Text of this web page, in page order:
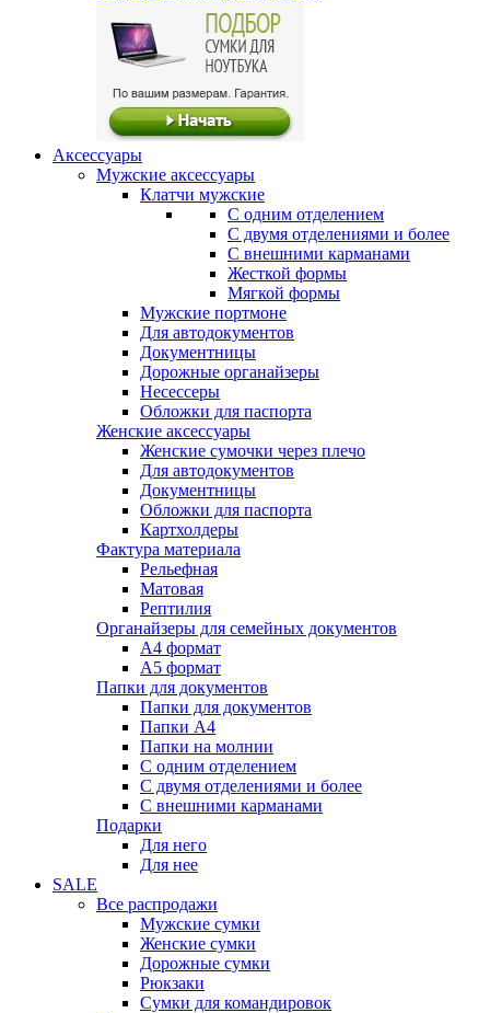
Аксессуары
Мужские аксессуары
Клатчи мужские
С одним отделением
С двумя отделениями и более
С внешними карманами
Жесткой формы
Мягкой формы
Мужские портмоне
Для автодокументов
Документницы
Дорожные органайзеры
Несессеры
Обложки для паспорта
Женские аксессуары
Женские сумочки через плечо
Для автодокументов
Документницы
Обложки для паспорта
Картхолдеры
Фактура материала
Рельефная
Матовая
Рептилия
Органайзеры для семейных документов
А4 формат
А5 формат
Папки для документов
Папки для документов
Папки А4
Папки на молнии
С одним отделением
С двумя отделениями и более
С внешними карманами
Подарки
Для него
Для нее
SALE
Все распродажи
Мужские сумки
Женские сумки
Дорожные сумки
Рюкзаки
Сумки для командировок